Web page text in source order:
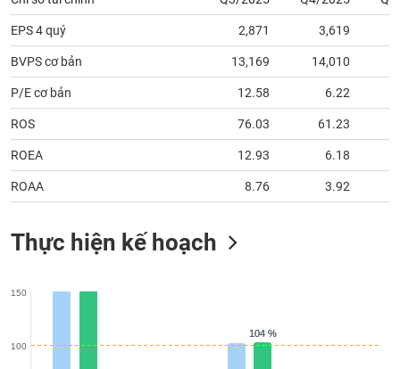
EPS 4 quý 2,871 3,619
BVPS cơ bản 13,169 14,010
P/E cơ bản 12.58 6.22
ROS 76.03 61.23
ROEA 12.93 6.18
ROAA 8.76 3.92
Thực hiện kế hoạch
104 %
104 %
100
150